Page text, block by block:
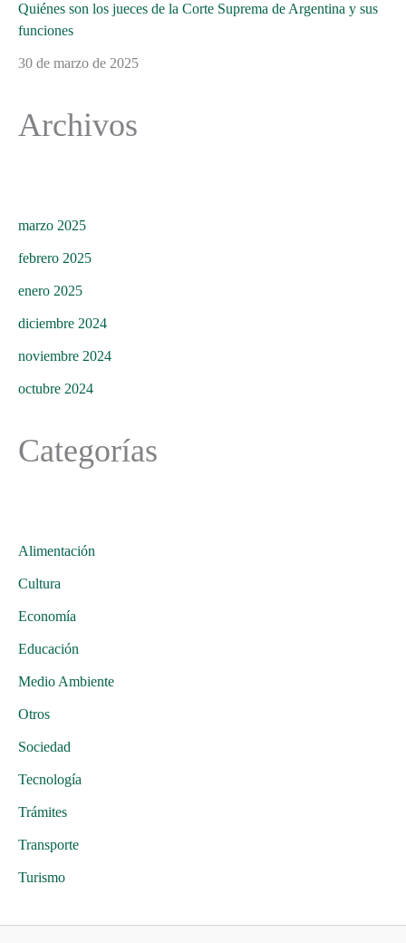
Quiénes son los jueces de la Corte Suprema de Argentina y sus
funciones
30 de marzo de 2025
Archivos
marzo 2025
febrero 2025
enero 2025
diciembre 2024
noviembre 2024
octubre 2024
Categorías
Alimentación
Cultura
Economía
Educación
Medio Ambiente
Otros
Sociedad
Tecnología
Trámites
Transporte
Turismo